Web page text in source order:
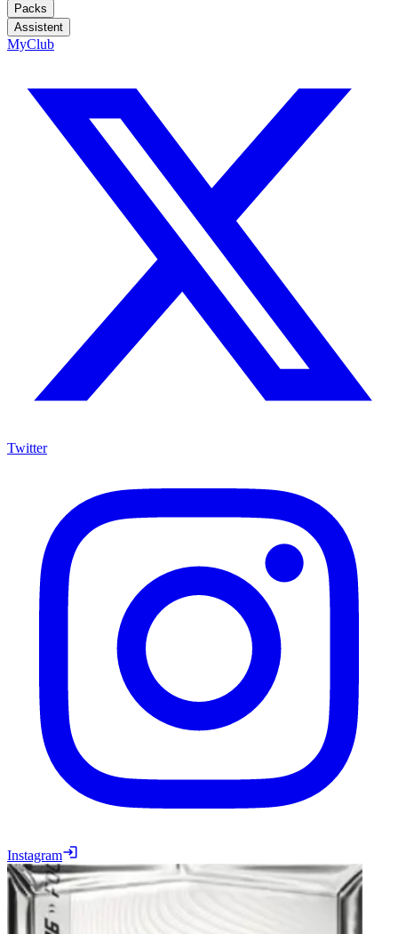
Packs
Assistent
MyClub
Twitter
Instagram